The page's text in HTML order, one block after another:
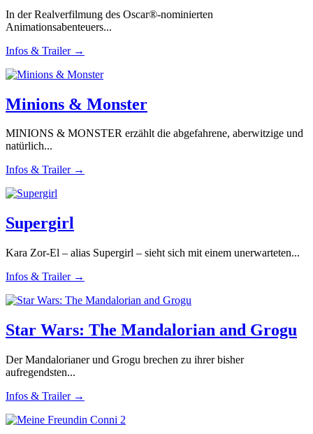
In der Realverfilmung des Oscar®-nominierten
Animationsabenteuers...
Infos & Trailer →
Minions & Monster
MINIONS & MONSTER erzählt die abgefahrene, aberwitzige und
natürlich...
Infos & Trailer →
Supergirl
Kara Zor-El – alias Supergirl – sieht sich mit einem unerwarteten...
Infos & Trailer →
Star Wars: The Mandalorian and Grogu
Der Mandalorianer und Grogu brechen zu ihrer bisher
aufregendsten...
Infos & Trailer →